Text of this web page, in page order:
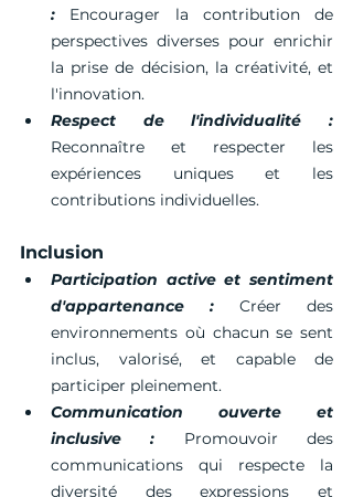
: Encourager la contribution de
perspectives diverses pour enrichir
la prise de décision, la créativité, et
l'innovation.
Respect de l'individualité :
Reconnaître et respecter les
expériences uniques et les
contributions individuelles.
Inclusion
Participation active et sentiment
d'appartenance : Créer des
environnements où chacun se sent
inclus, valorisé, et capable de
participer pleinement.
Communication ouverte et
inclusive : Promouvoir des
communications qui respecte la
diversité des expressions et